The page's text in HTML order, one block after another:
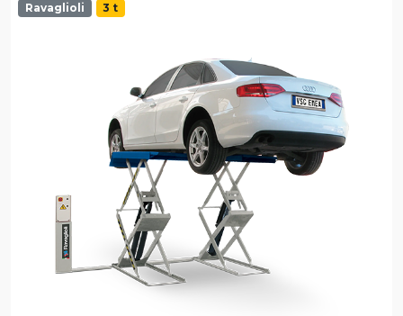
Ravaglioli 3 t